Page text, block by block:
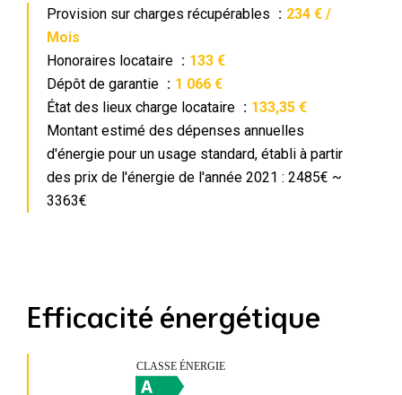
Provision sur charges récupérables
234 € /
Mois
Honoraires locataire
133 €
Dépôt de garantie
1 066 €
État des lieux charge locataire
133,35 €
Montant estimé des dépenses annuelles
d'énergie pour un usage standard, établi à partir
des prix de l'énergie de l'année 2021 : 2485€ ~
3363€
Efficacité énergétique